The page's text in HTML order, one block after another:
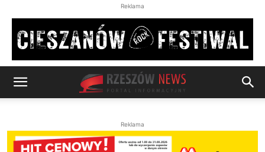
Reklama
Reklama